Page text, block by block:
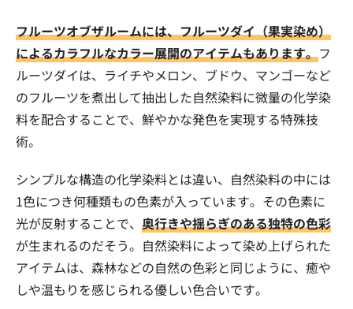
フルーツオブザルームには、フルーツダイ（果実染め）
によるカラフルなカラー展開のアイテムもあります。フ
ルーツダイは、ライチやメロン、ブドウ、マンゴーなど
のフルーツを煮出して抽出した自然染料に微量の化学染
料を配合することで、鮮やかな発色を実現する特殊技
術。
シンプルな構造の化学染料とは違い、自然染料の中には
1色につき何種類もの色素が入っています。その色素に
光が反射することで、 奥行きや揺らぎのある独特の色彩
が生まれるのだそう。自然染料によって染め上げられた
アイテムは、森林などの自然の色彩と同じように、癒や
しや温もりを感じられる優しい色合いです。